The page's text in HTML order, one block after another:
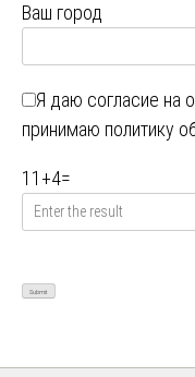
Ваш город
Я даю согласие на
принимаю политику
11 +4=